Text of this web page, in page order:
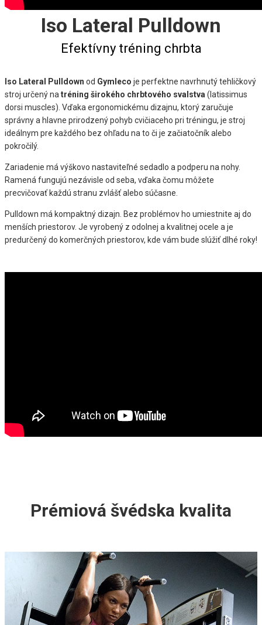
Iso Lateral Pulldown
Efektívny tréning chrbta
Iso Lateral Pulldown od Gymleco je perfektne navrhnutý tehličkový
stroj určený na tréning širokého chrbtového svalstva (latissimus
dorsi muscles). Vďaka ergonomickému dizajnu, ktorý zaručuje
správny a hlavne prirodzený pohyb cvičiaceho pri tréningu, je stroj
ideálnym pre každého bez ohľadu na to či je začiatočník alebo
pokročilý.
Zariadenie má výškovo nastaviteľné sedadlo a podperu na nohy.
Ramená fungujú nezávisle od seba, vďaka čomu môžete
precvičovať každú stranu zvlášť alebo súčasne.
Pulldown má kompaktný dizajn. Bez problémov ho umiestnite aj do
menších priestorov. Je vyrobený z odolnej a kvalitnej ocele a je
predurčený do komerčných priestorov, kde vám bude slúžiť dlhé roky!
Prémiová švédska kvalita